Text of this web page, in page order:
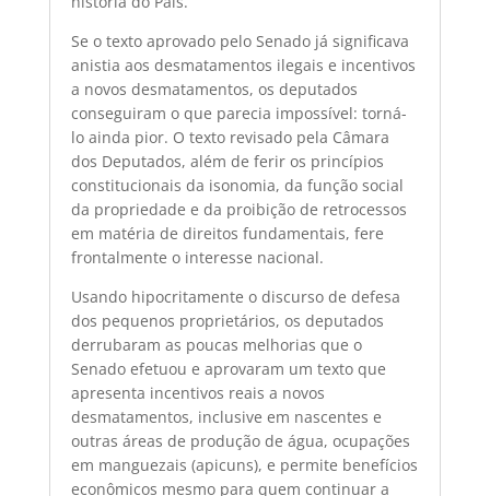
Se o texto aprovado pelo Senado já significava
anistia aos desmatamentos ilegais e incentivos
a novos desmatamentos, os deputados
conseguiram o que parecia impossível: torná-
lo ainda pior. O texto revisado pela Câmara
dos Deputados, além de ferir os princípios
constitucionais da isonomia, da função social
da propriedade e da proibição de retrocessos
em matéria de direitos fundamentais, fere
frontalmente o interesse nacional.
Usando hipocritamente o discurso de defesa
dos pequenos proprietários, os deputados
derrubaram as poucas melhorias que o
Senado efetuou e aprovaram um texto que
apresenta incentivos reais a novos
desmatamentos, inclusive em nascentes e
outras áreas de produção de água, ocupações
em manguezais (apicuns), e permite benefícios
econômicos mesmo para quem continuar a